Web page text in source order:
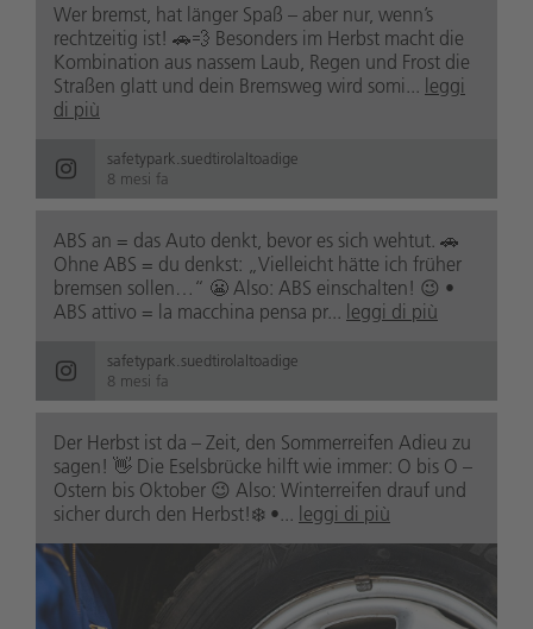
Wer bremst, hat länger Spaß – aber nur, wenn’s
rechtzeitig ist! 🚗💨 Besonders im Herbst macht die
Kombination aus nassem Laub, Regen und Frost die
Straßen glatt und dein Bremsweg wird somi... leggi
di più
safetypark.suedtirolaltoadige
8 mesi fa
ABS an = das Auto denkt, bevor es sich wehtut. 🚗
Ohne ABS = du denkst: „Vielleicht hätte ich früher
bremsen sollen…“ 😬 Also: ABS einschalten! 😉 •
ABS attivo = la macchina pensa pr... leggi di più
safetypark.suedtirolaltoadige
8 mesi fa
Der Herbst ist da – Zeit, den Sommerreifen Adieu zu
sagen! 👋 Die Eselsbrücke hilft wie immer: O bis O –
Ostern bis Oktober 😉 Also: Winterreifen drauf und
sicher durch den Herbst!❄️ •... leggi di più